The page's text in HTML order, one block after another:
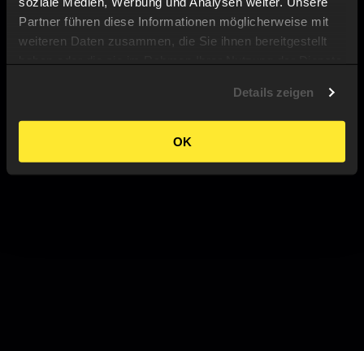
Partner führen diese Informationen möglicherweise mit
weiteren Daten zusammen, die Sie ihnen bereitgestellt
Details zeigen
OK